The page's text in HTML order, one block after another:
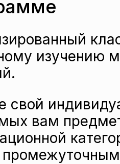
изучению
свой
вам